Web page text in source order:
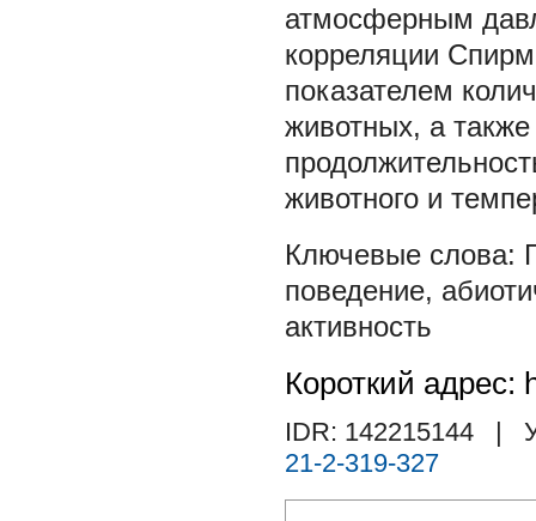
атмосферным
корреляции
показателем
животных, а
животного и
поведение,
активность
Короткий адрес:
IDR: 142215144
|
21-2-319-327